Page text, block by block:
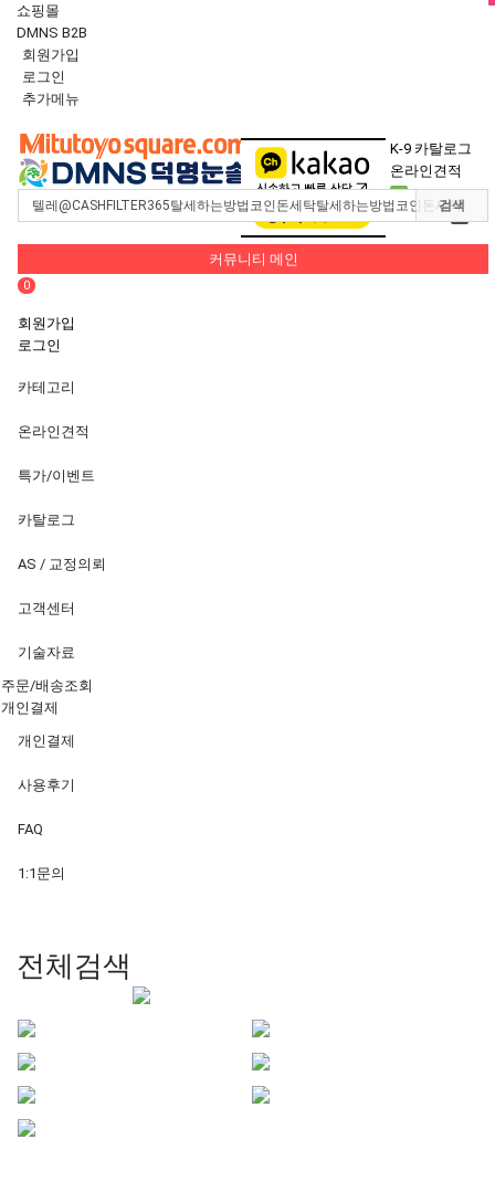
쇼핑몰
DMNS B2B
회원가입
로그인
추가메뉴
navigation
K-9 카탈로그
온라인견적
0
장바구니 0
검색
커뮤니티 메인
0
회원가입
로그인
카테고리
온라인견적
특가/이벤트
카탈로그
AS / 교정의뢰
고객센터
기술자료
주문/배송조회
개인결제
개인결제
사용후기
FAQ
1:1문의
전체검색